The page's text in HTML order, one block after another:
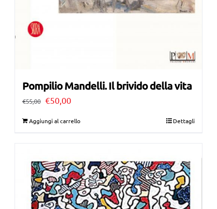
Pompilio Mandelli. Il brivido della vita
€55,00 Il
€55,00.
€50,00Il
€50,00.
Aggiungi al carrello Dettagli